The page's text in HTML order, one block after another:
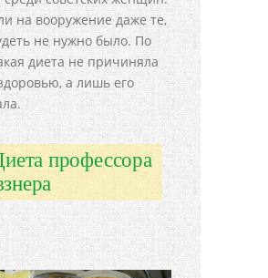
на вооружение даже те,
не нужно было. По
диета не причиняла
а лишь его
профессора